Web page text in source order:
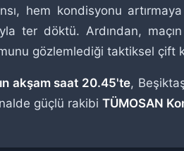
hem kondisyonu
ter döktü. Ardından,
gözlemlediği taktiksel çift
akşam saat 20.45'te,
güçlü rakibi TÜMOSAN